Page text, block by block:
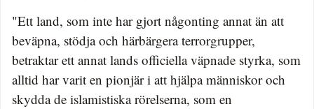
"Ett land, som inte har gjort någonting annat än att
beväpna, stödja och härbärgera terrorgrupper,
betraktar ett annat lands officiella väpnade styrka, som
alltid har varit en pionjär i att hjälpa människor och
skydda de islamistiska rörelserna, som en